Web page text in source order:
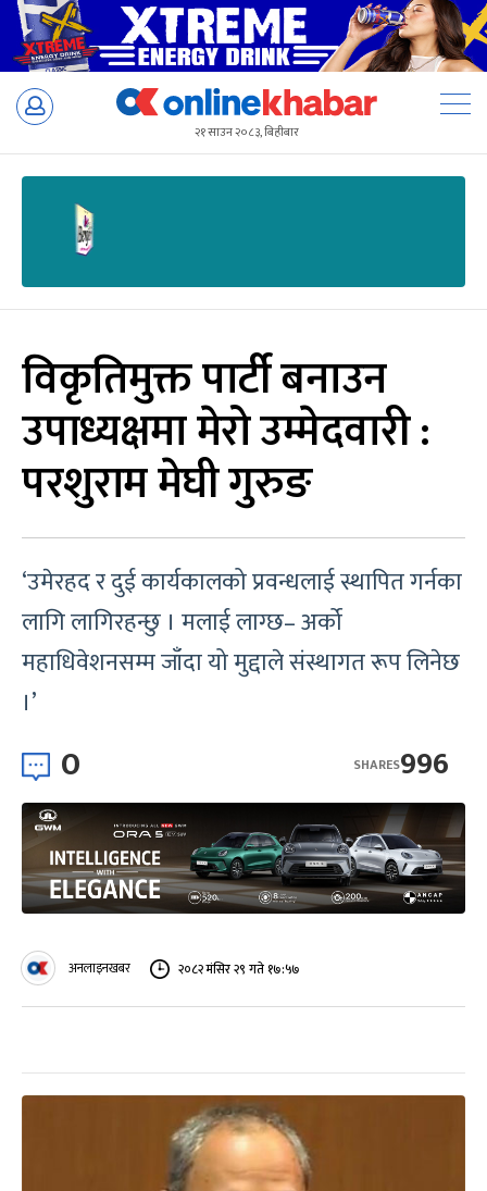
Skip
२१ साउन २०८३, बिहीबार
विकृतिमुक्त पार्टी बनाउन
उपाध्यक्षमा मेरो उम्मेदवारी :
परशुराम मेघी गुरुङ
‘उमेरहद र दुई कार्यकालको प्रवन्धलाई स्थापित गर्नका
लागि लागिरहन्छु । मलाई लाग्छ– अर्को
महाधिवेशनसम्म जाँदा यो मुद्दाले संस्थागत रूप लिनेछ
।’
0 996
SHARES
अनलाइनखबर २०८२ मंसिर २९ गते १७:५७